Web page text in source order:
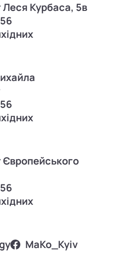
Леся Курбаса, 5в
Європейського
MаKo_Kyiv